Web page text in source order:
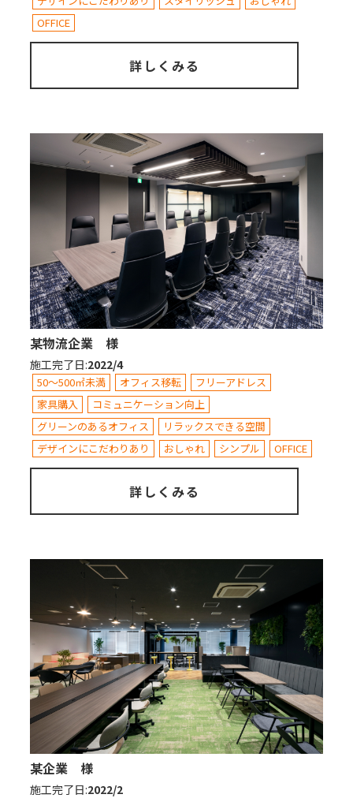
OFFICE
詳しくみる
某物流企業 様
施工完了日:2022/4
50～500㎡未満 オフィス移転
フリーアドレス
家具購入
コミュニケーション向上
グリーンのあるオフィス
リラックスできる空間
デザインにこだわりあり
おしゃれ シンプル OFFICE
詳しくみる
某企業 様
施工完了日:2022/2